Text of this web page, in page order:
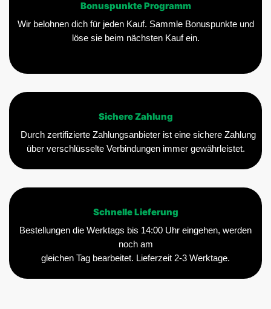
Bonuspunkte Programm
Wir belohnen dich für jeden Kauf. Sammle Bonuspunkte und
löse sie beim nächsten Kauf ein.
Sichere Zahlung
Durch zertifizierte Zahlungsanbieter ist eine sichere Zahlung
über verschlüsselte Verbindungen immer gewährleistet.
Schnelle Lieferung
Bestellungen die Werktags bis 14:00 Uhr eingehen, werden
noch am
gleichen Tag bearbeitet. Lieferzeit 2-3 Werktage.